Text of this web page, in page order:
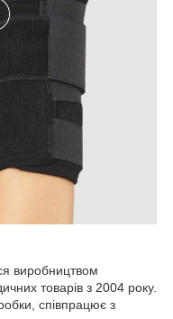
виробництвом
товарів з 2004 року.
співпрацює з